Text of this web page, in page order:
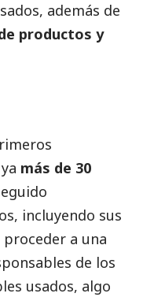
además de
productos y
más de 30
incluyendo sus
proceder a una
de los
usados, algo